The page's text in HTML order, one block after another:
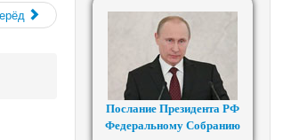
Послание Президента РФ
Федеральному Собранию